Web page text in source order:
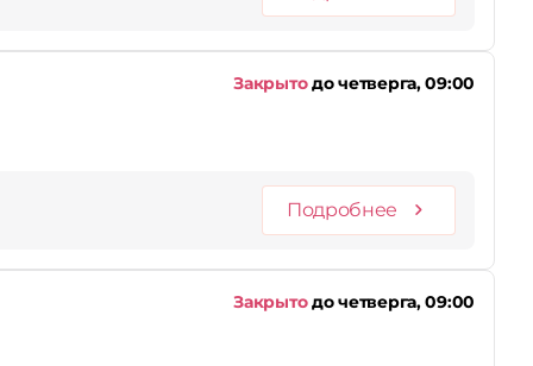
Закрытодо четверга, 09:00
Подробнее
Закрытодо четверга, 09:00